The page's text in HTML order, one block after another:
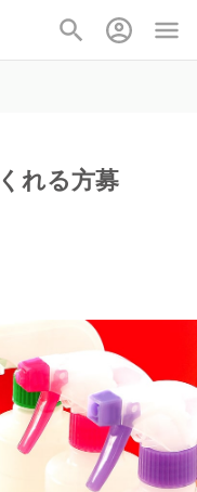
れる方募